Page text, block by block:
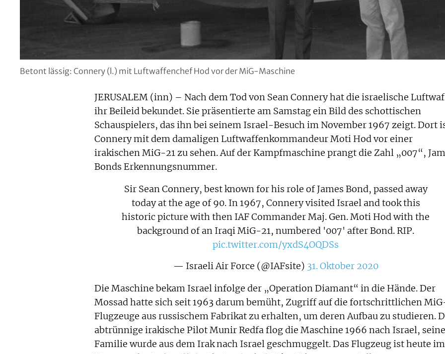
Betont lässig: Connery (l.) mit Luftwaffenchef Hod vor der MiG-Maschine
JERUSALEM (inn) – Nach dem Tod von Sean Connery hat die israelische
ihr Beileid bekundet. Sie präsentierte am Samstag ein Bild des schottischen
Schauspielers, das ihn bei seinem Israel-Besuch im November 1967 zeigt. Dort
Connery mit dem damaligen Luftwaffenkommandeur Moti Hod vor einer
irakischen MiG-21 zu sehen. Auf der Kampfmaschine prangt die Zahl „007“,
Bonds Erkennungsnummer.
Sir Sean Connery, best known for his role of James Bond, passed away
today at the age of 90. In 1967, Connery visited Israel and took this
historic picture with then IAF Commander Maj. Gen. Moti Hod with the
background of an Iraqi MiG-21, numbered '007' after Bond. RIP.
pic.twitter.com/yxdS4OQDSs
— Israeli Air Force (@IAFsite) 31. Oktober 2020
Die Maschine bekam Israel infolge der „Operation Diamant“ in die Hände. Der
Mossad hatte sich seit 1963 darum bemüht, Zugriff auf die fortschrittlichen
Flugzeuge aus russischem Fabrikat zu erhalten, um deren Aufbau zu studieren.
abtrünnige irakische Pilot Munir Redfa flog die Maschine 1966 nach Israel, seine
Familie wurde aus dem Irak nach Israel geschmuggelt. Das Flugzeug ist heute im